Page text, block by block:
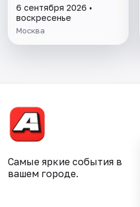
6 сентября 2026 •
воскресенье
Москва
Самые яркие события в
вашем городе.